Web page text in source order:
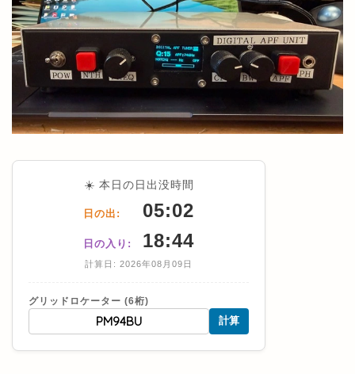
☀️ 本日の日出没時間
日の出: 05:02
日の入り: 18:44
計算日: 2026年08月09日
グリッドロケーター (6桁)
計算